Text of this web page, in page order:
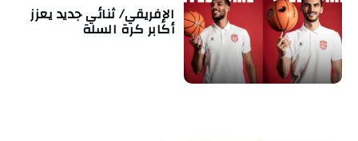
الإفريقي/ ثنائي جديد يعزز
أكابر كرة السلة